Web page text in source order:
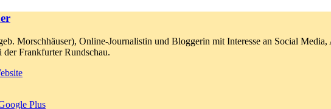
Morschhäuser), Online-Journalistin und Bloggerin mit Interesse an Social
der Frankfurter Rundschau.